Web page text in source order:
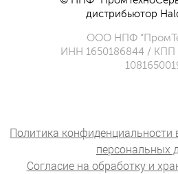
дистрибьютор
ООО НПФ
ИНН 1650186844 / КПП
Политика конфиденциальности
персональных
Согласие на обработку и